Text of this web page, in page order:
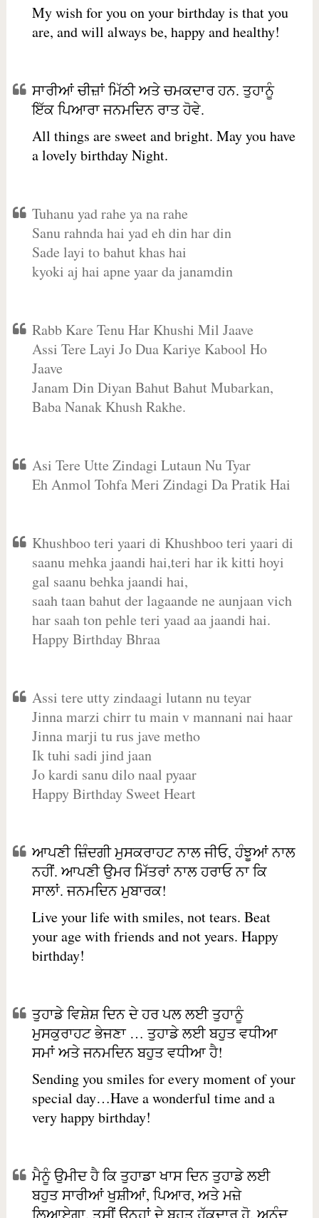
My wish for you on your birthday is that you
are, and will always be, happy and healthy!
ਸਾਰੀਆਂ ਚੀਜ਼ਾਂ ਮਿੱਠੀ ਅਤੇ ਚਮਕਦਾਰ ਹਨ. ਤੁਹਾਨੂੰ
ਇੱਕ ਪਿਆਰਾ ਜਨਮਦਿਨ ਰਾਤ ਹੋਵੇ.
All things are sweet and bright. May you have
a lovely birthday Night.
Tuhanu yad rahe ya na rahe
Sanu rahnda hai yad eh din har din
Sade layi to bahut khas hai
kyoki aj hai apne yaar da janamdin
Rabb Kare Tenu Har Khushi Mil Jaave
Assi Tere Layi Jo Dua Kariye Kabool Ho
Jaave
Janam Din Diyan Bahut Bahut Mubarkan,
Baba Nanak Khush Rakhe.
Asi Tere Utte Zindagi Lutaun Nu Tyar
Eh Anmol Tohfa Meri Zindagi Da Pratik Hai
Khushboo teri yaari di Khushboo teri yaari di
saanu mehka jaandi hai,teri har ik kitti hoyi
gal saanu behka jaandi hai,
saah taan bahut der lagaande ne aunjaan vich
har saah ton pehle teri yaad aa jaandi hai.
Happy Birthday Bhraa
Assi tere utty zindaagi lutann nu teyar
Jinna marzi chirr tu main v mannani nai haar
Jinna marji tu rus jave metho
Ik tuhi sadi jind jaan
Jo kardi sanu dilo naal pyaar
Happy Birthday Sweet Heart
ਆਪਣੀ ਜ਼ਿੰਦਗੀ ਮੁਸਕਰਾਹਟ ਨਾਲ ਜੀਓ, ਹੰਝੂਆਂ ਨਾਲ
ਨਹੀਂ. ਆਪਣੀ ਉਮਰ ਮਿੱਤਰਾਂ ਨਾਲ ਹਰਾਓ ਨਾ ਕਿ
ਸਾਲਾਂ. ਜਨਮਦਿਨ ਮੁਬਾਰਕ!
Live your life with smiles, not tears. Beat
your age with friends and not years. Happy
birthday!
ਤੁਹਾਡੇ ਵਿਸ਼ੇਸ਼ ਦਿਨ ਦੇ ਹਰ ਪਲ ਲਈ ਤੁਹਾਨੂੰ
ਮੁਸਕੁਰਾਹਟ ਭੇਜਣਾ … ਤੁਹਾਡੇ ਲਈ ਬਹੁਤ ਵਧੀਆ
ਸਮਾਂ ਅਤੇ ਜਨਮਦਿਨ ਬਹੁਤ ਵਧੀਆ ਹੈ!
Sending you smiles for every moment of your
special day…Have a wonderful time and a
very happy birthday!
ਮੈਨੂੰ ਉਮੀਦ ਹੈ ਕਿ ਤੁਹਾਡਾ ਖਾਸ ਦਿਨ ਤੁਹਾਡੇ ਲਈ
ਬਹੁਤ ਸਾਰੀਆਂ ਖੁਸ਼ੀਆਂ, ਪਿਆਰ, ਅਤੇ ਮਜ਼ੇ